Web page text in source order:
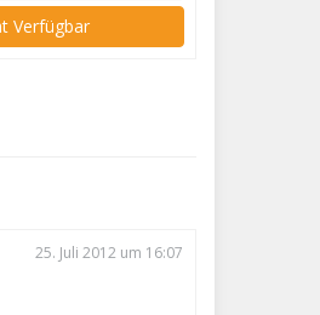
Verfügbar
25. Juli 2012 um 16:07